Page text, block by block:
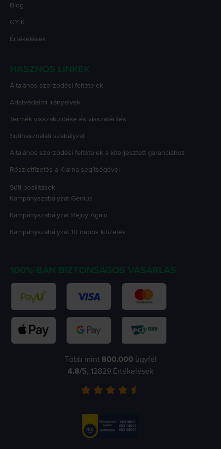
Blog
GYIK
Értékelések
HASZNOS LINKEK
Általános szerződési feltételek
Adatvédelmi irányelvek
Termék visszaküldése és visszatérítés
Sütihasználati szabályzat
Általános szerződési feltételek a kiterjesztett garanciához
Részletfizetés a Klarna segítségével
Süti beállítások
Kampányszabályzat Genius
Kampányszabályzat Rejoy Again
Kampányszabályzat 10 napos kifizetés
100%-BAN BIZTONSÁGOS VÁSÁRLÁS
Több mint 800.000 ügyfél
4.8/5, 12829 Értékelések